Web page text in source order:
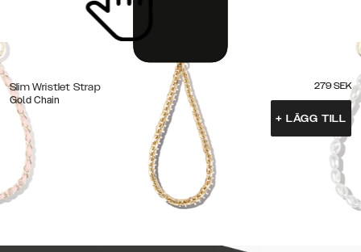
Slim Wristlet Strap
Gold Chain
279 SEK
+ LÄGG TILL